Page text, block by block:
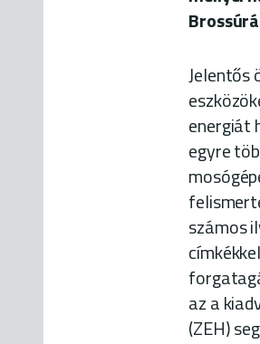
Jelentős
energiát
egyre
számos
az a
(ZEH)